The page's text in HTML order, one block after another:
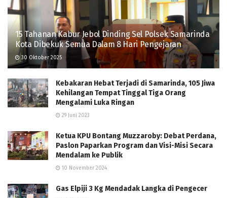
15 Tahanan Kabur Jebol Dinding Sel Polsek Samarinda
Kota Dibekuk Semua Dalam 8 Hari Pengejaran
30 Oktober 2025
Kebakaran Hebat Terjadi di Samarinda, 105 Jiwa
Kehilangan Tempat Tinggal Tiga Orang
Mengalami Luka Ringan
29 Juni 2023
Ketua KPU Bontang Muzzaroby: Debat Perdana,
Paslon Paparkan Program dan Visi-Misi Secara
Mendalam ke Publik
10 November 2024
Gas Elpiji 3 Kg Mendadak Langka di Pengecer